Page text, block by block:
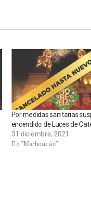
Por medidas sanitarias
encendido de Luces de
31 diciembre, 2021
En "Michoacán"